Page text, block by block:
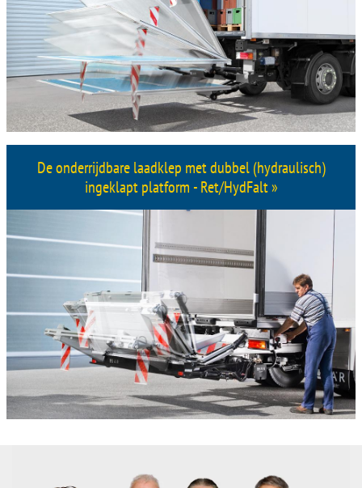
De onderrijdbare laadklep met dubbel (hydraulisch)
ingeklapt platform - Ret/HydFalt »